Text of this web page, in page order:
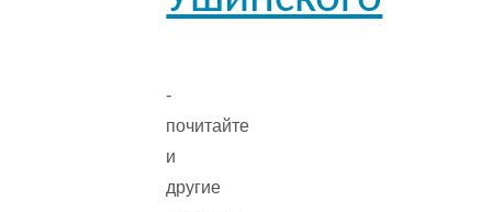
-
почитайте
и
другие